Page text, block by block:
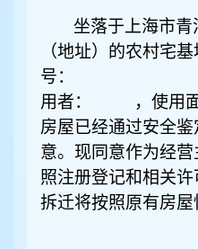
坐落于
（地址）的农村宅
号：
用者： ，使用
房屋已经通过安全
意。现同意作为经
照注册登记和相关许
拆迁将按照原有房屋